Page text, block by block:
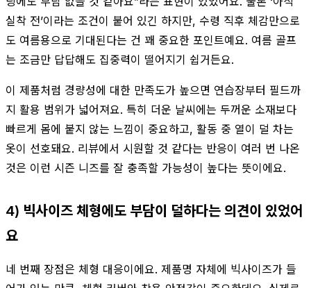
실착 전’이라는 조건이 붙어 있긴 하지만, 수령 직후 체감만으로
도 여름용으로 기대된다는 건 꽤 중요한 포인트예요. 여름 골프
는 조금만 답답해도 집중력이 떨어지기 쉽거든요.
이 제품처럼 경량성에 대한 만족도가 높으면 연습장부터 필드까
지 활용 범위가 넓어져요. 특히 더운 날씨에는 두꺼운 소재보다
빠르게 몸에 붙지 않는 느낌이 중요하고, 활동 중 열이 덜 차는
옷이 선호돼요. 리뷰에서 시원할 것 같다는 반응이 여러 번 나온
것은 이런 시즌 니즈를 잘 충족할 가능성이 높다는 뜻이에요.
4) 빅사이즈 체형에도 부담이 덜하다는 의견이 있었어
요
네 번째 장점은 체형 대응이에요. 제품명 자체에 빅사이즈가 들